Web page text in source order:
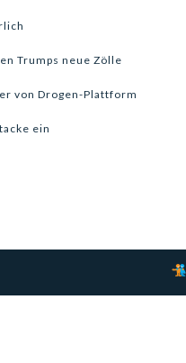
Trumps neue Zölle
von Drogen-Plattform
ein